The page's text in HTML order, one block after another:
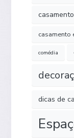
casamento
comédia
dicas de